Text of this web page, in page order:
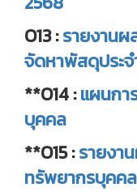
O13 :รายงานผ
จัดหาพัสดุประ
**O14 :แผนกา
บุคคล
**O15 :รายงา
ทรัพยากรบุคค